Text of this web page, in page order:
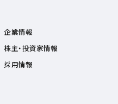
企業情報
株主・投資家情報
採用情報